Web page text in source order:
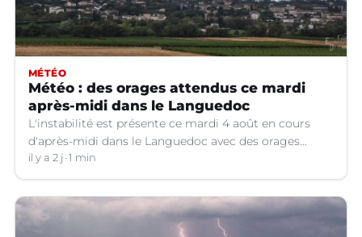
MÉTÉO
Météo : des orages attendus ce mardi
après-midi dans le Languedoc
L'instabilité est présente ce mardi 4 août en cours
d'après-midi dans le Languedoc avec des orages
localisés.
il y a 2 j 1 min